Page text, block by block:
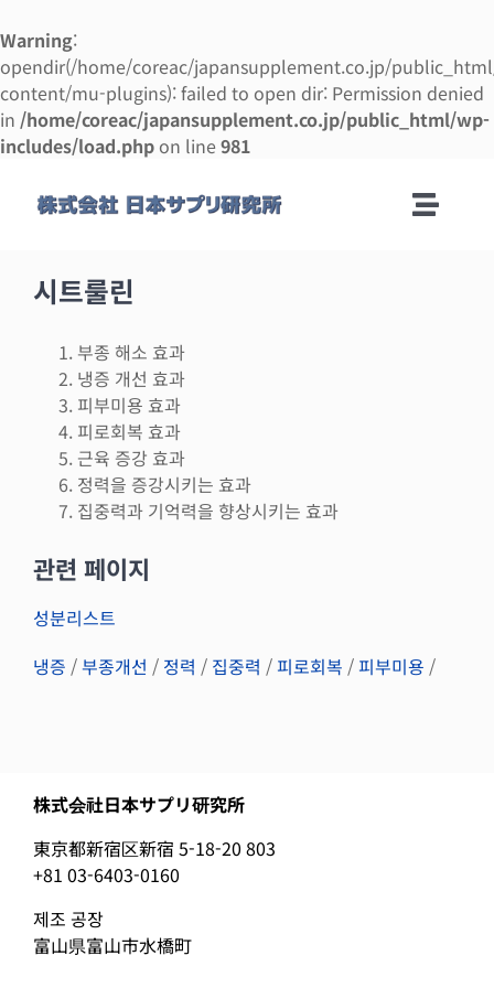
Warning:
opendir(/home/coreac/japansupplement.co.jp/
content/mu-plugins): failed to open dir: Permission denied
in /home/coreac/japansupplement.co.jp/public_html/wp-
includes/load.php on line981
Toggle
사업 설명
시트룰린
부종 해소 효과
냉증 개선 효과
피부미용 효과
피로회복 효과
근육 증강 효과
정력을 증강시키는 효과
집중력과 기억력을 향상시키는 효과
관련 페이지
성분리스트
냉증 /부종개선 / 정력 / 집중력 / 피로회복 / 피부미용 /
株式会社日本サプリ研究所
東京都新宿区新宿 5-18-20 803
+81 03-6403-0160
제조 공장
富山県富山市水橋町